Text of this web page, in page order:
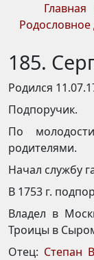
Главная
Родословное
185.
Родился
Подпоручик.
По
родителями.
Начал службу
В 1753 г.
Владел в
Троицы в
Отец: Степан